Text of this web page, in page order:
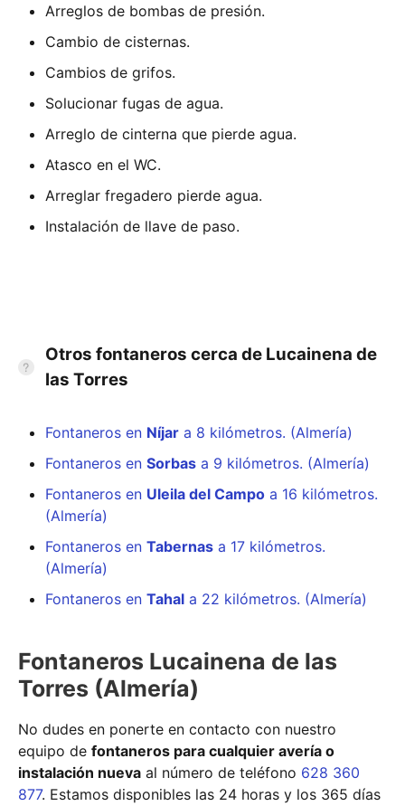
Arreglos de bombas de presión.
Cambio de cisternas.
Cambios de grifos.
Solucionar fugas de agua.
Arreglo de cinterna que pierde agua.
Atasco en el WC.
Arreglar fregadero pierde agua.
Instalación de llave de paso.
Otros fontaneros cerca de Lucainena de
las Torres
Fontaneros en Níjar a 8 kilómetros. (Almería)
Fontaneros en Sorbas a 9 kilómetros. (Almería)
Fontaneros en Uleila del Campo a 16 kilómetros.
(Almería)
Fontaneros en Tabernas a 17 kilómetros.
(Almería)
Fontaneros en Tahal a 22 kilómetros. (Almería)
Fontaneros Lucainena de las
Torres (Almería)
No dudes en ponerte en contacto con nuestro
equipo de fontaneros para cualquier avería o
instalación nueva al número de teléfono 628 360
877. Estamos disponibles las 24 horas y los 365 días